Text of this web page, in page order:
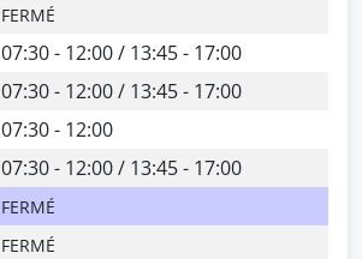
FERMÉ
07:30 - 12:00 / 13:45 - 17:00
07:30 - 12:00 / 13:45 - 17:00
07:30 - 12:00
07:30 - 12:00 / 13:45 - 17:00
FERMÉ
FERMÉ